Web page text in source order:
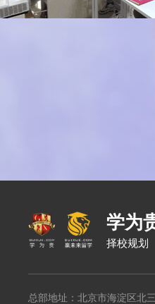
学为
择校规划
总部地址：北京市海淀区北